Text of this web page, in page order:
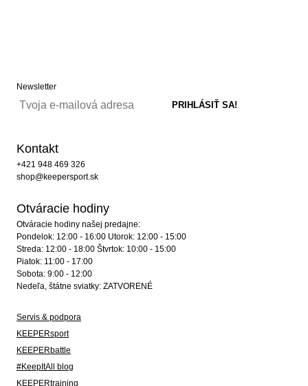
Newsletter
Kontakt
+421 948 469 326
shop@keepersport.sk
Otváracie hodiny
Otváracie hodiny našej predajne:
Pondelok: 12:00 - 16:00 Utorok: 12:00 - 15:00
Streda: 12:00 - 18:00 Štvrtok: 10:00 - 15:00
Piatok: 11:00 - 17:00
Sobota: 9:00 - 12:00
Nedeľa, štátne sviatky: ZATVORENÉ
Servis & podpora
KEEPERsport
KEEPERbattle
#KeepItAll blog
KEEPERtraining